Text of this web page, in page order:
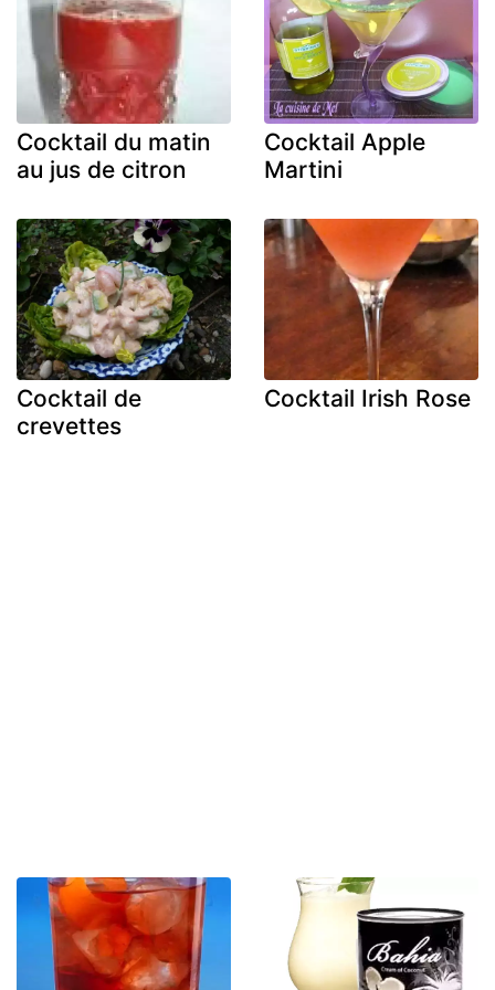
Cocktail du matin
au jus de citron
Cocktail Apple
Martini
Cocktail de
crevettes
Cocktail Irish Rose